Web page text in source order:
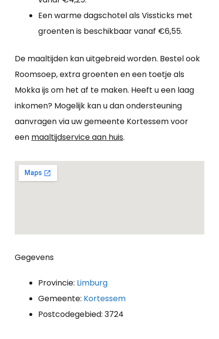
Een warme dagschotel als Vissticks met
groenten is beschikbaar vanaf €6,55.
De maaltijden kan uitgebreid worden. Bestel ook
Roomsoep, extra groenten en een toetje als
Mokka ijs om het af te maken. Heeft u een laag
inkomen? Mogelijk kan u dan ondersteuning
aanvragen via uw gemeente Kortessem voor
een maaltijdservice aan huis.
Gegevens
Provincie: Limburg
Gemeente: Kortessem
Postcodegebied: 3724